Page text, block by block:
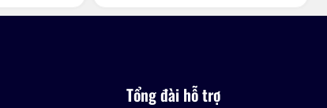
Tổng đài hỗ trợ